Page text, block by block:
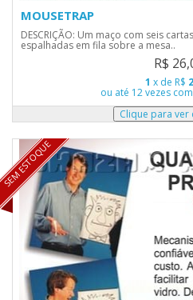
MOUSETRAP
DESCRIÇÃO: Um maço com seis
espalhadas em fila sobre a mesa..
R$
1 x de R$
ou até 12 vezes
SEM ESTOQUE